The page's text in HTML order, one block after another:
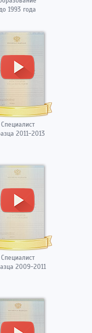
1993 года
Специалист
2011-2013
Специалист
2009-2011